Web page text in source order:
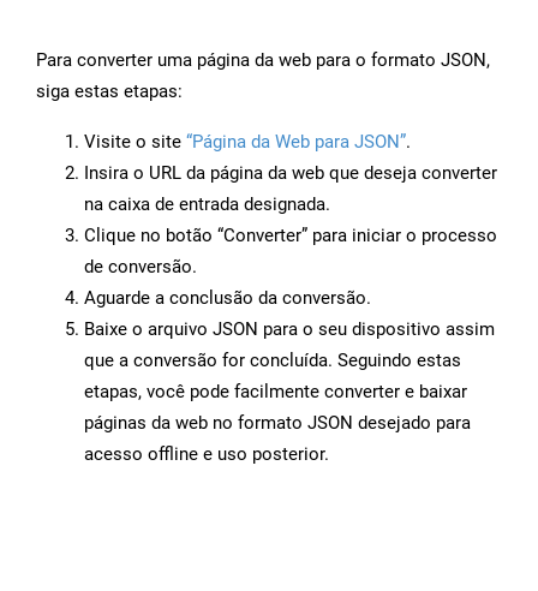
Para converter uma página da web para o formato JSON,
siga estas etapas:
Visite o site “Página da Web para JSON”.
Insira o URL da página da web que deseja converter
na caixa de entrada designada.
Clique no botão “Converter” para iniciar o processo
de conversão.
Aguarde a conclusão da conversão.
Baixe o arquivo JSON para o seu dispositivo assim
que a conversão for concluída. Seguindo estas
etapas, você pode facilmente converter e baixar
páginas da web no formato JSON desejado para
acesso offline e uso posterior.